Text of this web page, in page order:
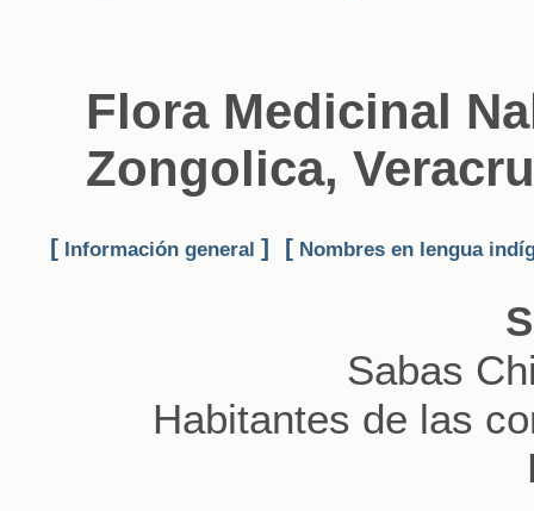
Flora Medicinal
Zongolica,
[ Información general ] [ Nombres en lengua
Sabas
Habitantes de las